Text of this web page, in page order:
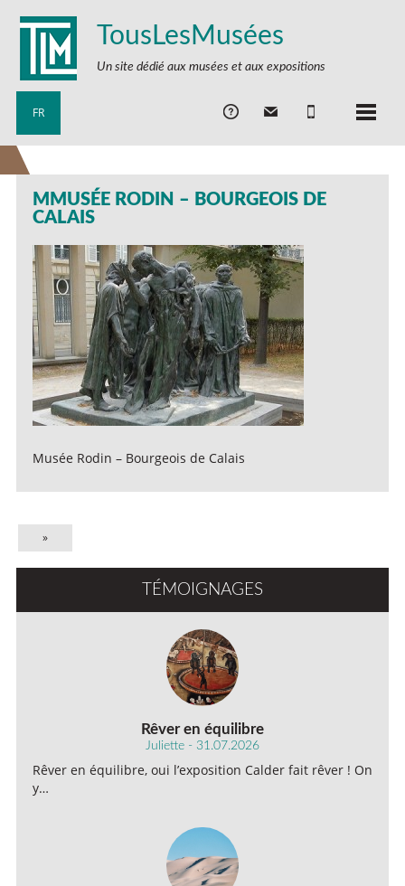
TousLesMusées
Un site dédié aux musées et aux expositions
FR
MMUSÉE RODIN – BOURGEOIS DE
CALAIS
Musée Rodin – Bourgeois de Calais
»
TÉMOIGNAGES
Rêver en équilibre
Juliette - 31.07.2026
Rêver en équilibre, oui l’exposition Calder fait rêver ! On
y…